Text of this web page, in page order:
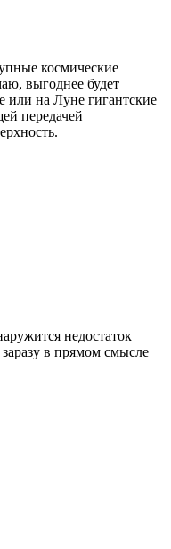
космические
выгоднее будет
или на Луне гигантские
передачей
недостаток
в прямом смысле